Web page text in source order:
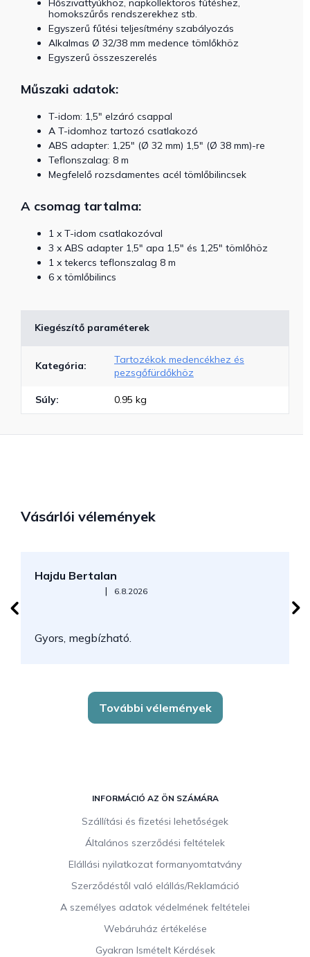
Hőszivattyúkhoz, napkollektoros fűtéshez,
homokszűrős rendszerekhez stb.
Egyszerű fűtési teljesítmény szabályozás
Alkalmas Ø 32/38 mm medence tömlőkhöz
Egyszerű összeszerelés
Műszaki adatok:
T-idom: 1,5" elzáró csappal
A T-idomhoz tartozó csatlakozó
ABS adapter: 1,25" (Ø 32 mm) 1,5" (Ø 38 mm)-re
Teflonszalag: 8 m
Megfelelő rozsdamentes acél tömlőbilincsek
A csomag tartalma:
1 x T-idom csatlakozóval
3 x ABS adapter 1,5" apa 1,5" és 1,25" tömlőhöz
1 x tekercs teflonszalag 8 m
6 x tömlőbilincs
Kiegészítő paraméterek
Kategória:
Tartozékok medencékhez és
pezsgőfürdőkhöz
Súly: 0.95 kg
Vásárlói vélemények
Hajdu Bertalan
Az áruház értékelése 5-ből 5 csillag.
| 6.8.2026
Gyors, megbízható.
További vélemények
INFORMÁCIÓ AZ ÖN SZÁMÁRA
Szállítási és fizetési lehetőségek
Általános szerződési feltételek
Elállási nyilatkozat formanyomtatvány
Szerződéstől való elállás/Reklamáció
A személyes adatok védelmének feltételei
Webáruház értékelése
Gyakran Ismételt Kérdések